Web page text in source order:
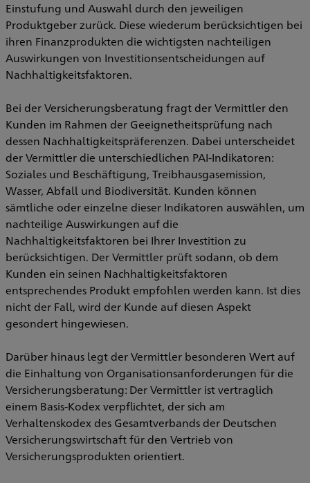
Einstufung und Auswahl durch den jeweiligen
Produktgeber zurück. Diese wiederum berücksichtigen bei
ihren Finanzprodukten die wichtigsten nachteiligen
Auswirkungen von Investitionsentscheidungen auf
Nachhaltigkeitsfaktoren.
Bei der Versicherungsberatung fragt der Vermittler den
Kunden im Rahmen der Geeignetheitsprüfung nach
dessen Nachhaltigkeitspräferenzen. Dabei unterscheidet
der Vermittler die unterschiedlichen PAI-Indikatoren:
Soziales und Beschäftigung, Treibhausgasemission,
Wasser, Abfall und Biodiversität. Kunden können
sämtliche oder einzelne dieser Indikatoren auswählen, um
nachteilige Auswirkungen auf die
Nachhaltigkeitsfaktoren bei Ihrer Investition zu
berücksichtigen. Der Vermittler prüft sodann, ob dem
Kunden ein seinen Nachhaltigkeitsfaktoren
entsprechendes Produkt empfohlen werden kann. Ist dies
nicht der Fall, wird der Kunde auf diesen Aspekt
gesondert hingewiesen.
Darüber hinaus legt der Vermittler besonderen Wert auf
die Einhaltung von Organisationsanforderungen für die
Versicherungsberatung: Der Vermittler ist vertraglich
einem Basis-Kodex verpflichtet, der sich am
Verhaltenskodex des Gesamtverbands der Deutschen
Versicherungswirtschaft für den Vertrieb von
Versicherungsprodukten orientiert.